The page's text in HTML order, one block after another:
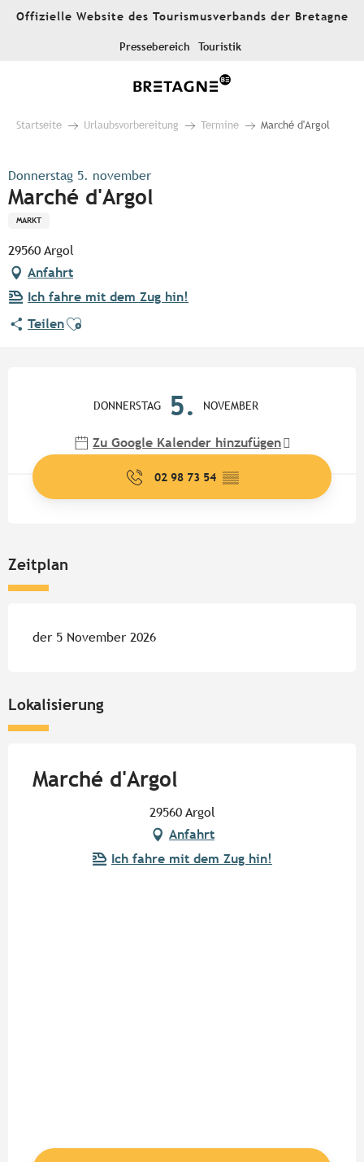
AllerOffizielle Website des Tourismusverbands der Bretagne
Pressebereich Touristik
Startseite Urlaubsvorbereitung Termine Marché d'Argol
Donnerstag 5. november
Marché d'Argol
MARKT
29560 Argol
Anfahrt
Ich fahre mit dem Zug hin!
TeilenAjouter aux favoris
DONNERSTAG 5. NOVEMBER
Zu Google Kalender hinzufügen
02 98 73 54 ▒▒
Zeitplan
der 5 November 2026
Lokalisierung
Marché d'Argol
29560 Argol
Anfahrt
Ich fahre mit dem Zug hin!